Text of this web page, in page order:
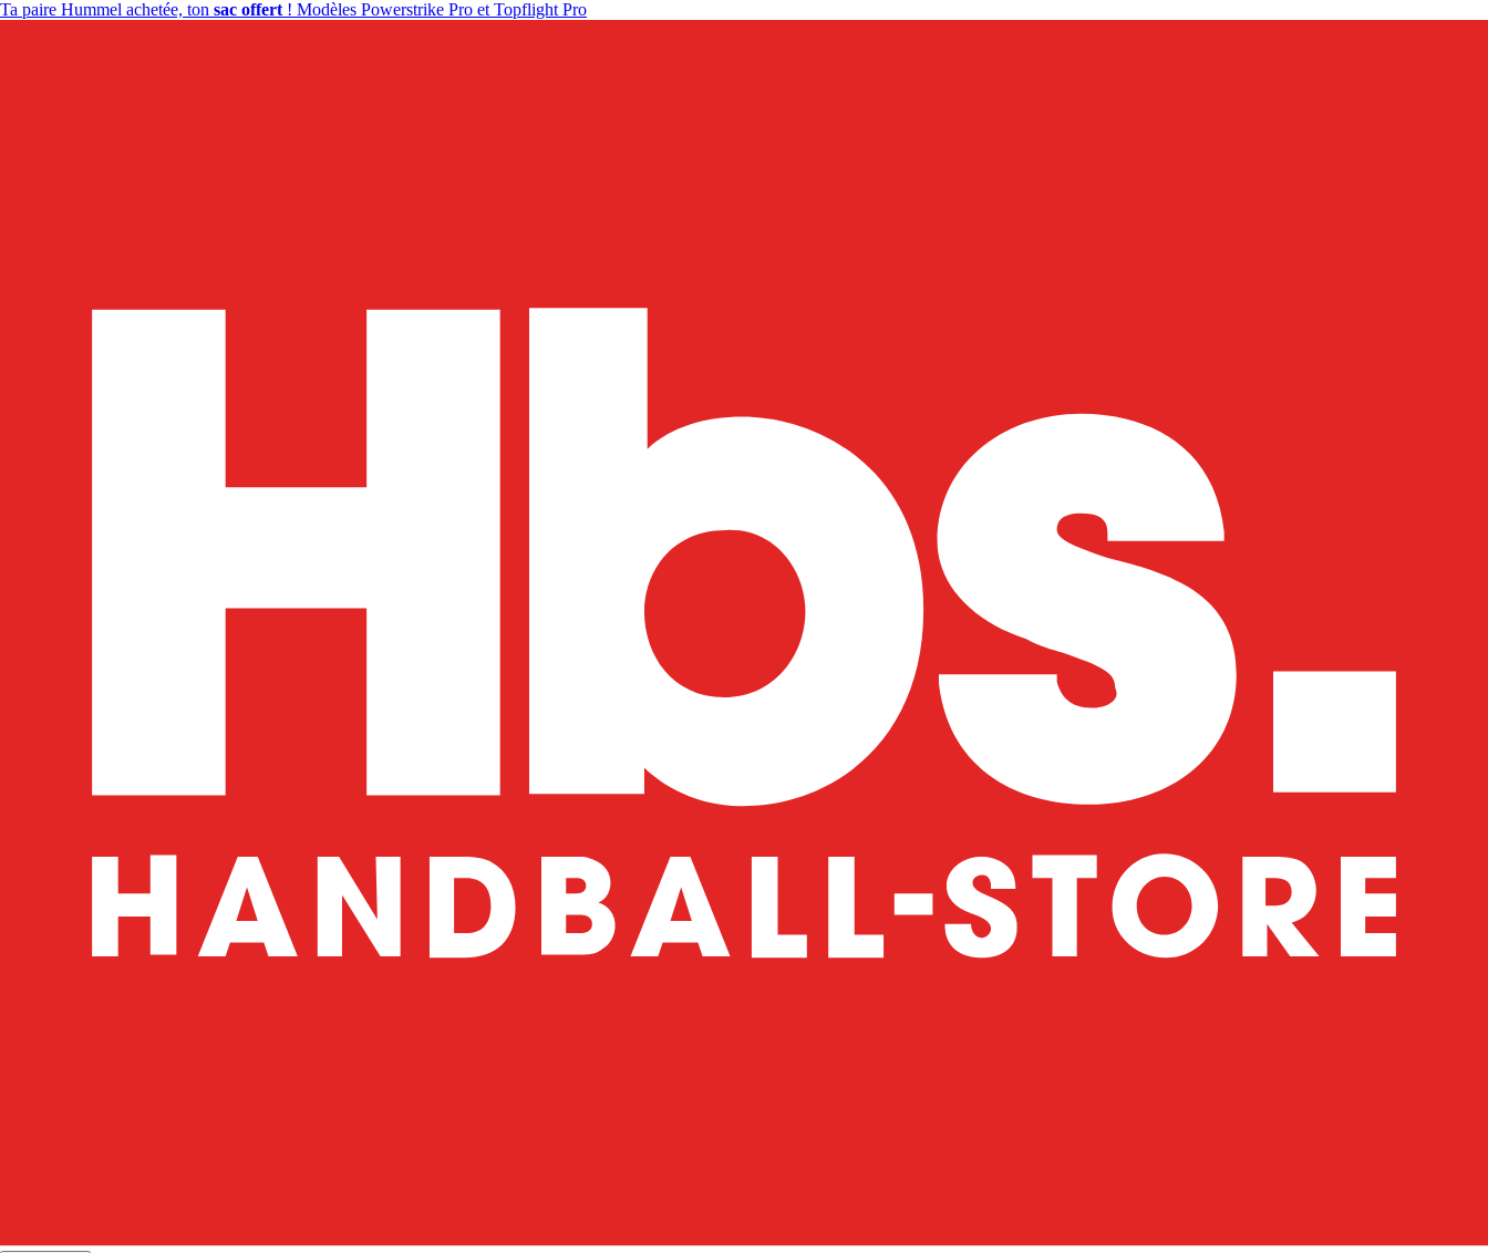
Ta paire Hummel achetée, ton sac offert ! Modèles Powerstrike Pro et Topflight Pro